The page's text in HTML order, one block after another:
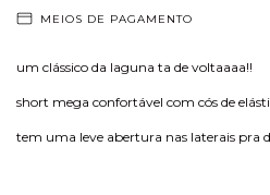
MEIOS DE PAGAMENTO
um clássico da laguna ta de voltaaaa!!
short mega confortável com cós de
tem uma leve abertura nas laterais pra